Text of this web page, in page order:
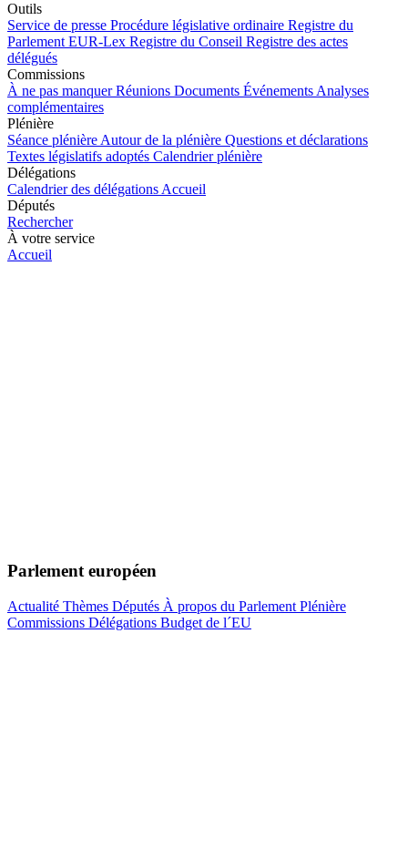
Outils
Service de presse Procédure législative ordinaire Registre du
Parlement EUR-Lex Registre du Conseil Registre des actes
délégués
Commissions
À ne pas manquer Réunions Documents Événements Analyses
complémentaires
Plénière
Séance plénière Autour de la plénière Questions et déclarations
Textes législatifs adoptés Calendrier plénière
Délégations
Calendrier des délégations Accueil
Députés
Rechercher
À votre service
Accueil
Parlement européen
Actualité Thèmes Députés À propos du Parlement Plénière
Commissions Délégations Budget de l´EU